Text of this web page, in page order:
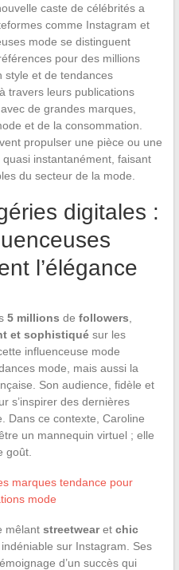
caste de célébrités a
comme Instagram et
mode se distinguent
pour des millions
style et de tendances
travers leurs publications
de grandes marques,
et de la consommation.
propulser une pièce ou une
instantanément, faisant
du secteur de la mode.
digitales :
l’élégance
5 millions de followers
et sophistiquésur les
influenceuse mode
mode, mais aussi la
Son audience, fidèle et
s’inspirer des dernières
Dans ce contexte, Caroline
un mannequin virtuel ; elle
goût.
marques tendance pour
mode
mêlant streetwearet chic
sur Instagram. Ses
d’un succès qui